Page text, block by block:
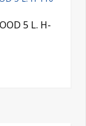
5 L. H-